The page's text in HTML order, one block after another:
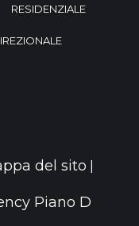
RESIDENZIALE
del sito
Piano D